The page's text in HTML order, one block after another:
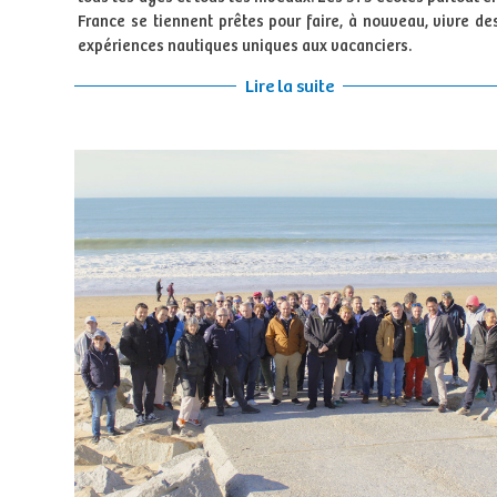
France se tiennent prêtes pour faire, à nouveau, vivre
expériences nautiques uniques aux vacanciers.
Lire la suite